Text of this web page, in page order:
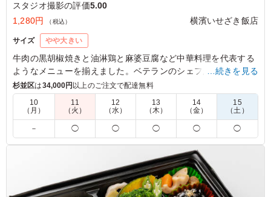
スタジオ撮影の評価5.00
1,280円
（税込） 横濱いせざき飯店
サイズ やや大きい
牛肉の黒胡椒焼きと油淋鶏と麻婆豆腐など中華料理を代表する
ようなメニューを揃えました。ベテランのシェフが腕を振るっ
た絶品中華をお楽しみください。
5.0 株式会社デフレックストア
油淋鶏は、外は香ばしく中はジューシーに仕上がった鶏肉
に、香味野菜の風味が効いた甘酸っぱいたれがよく絡み、
食欲をそそる一品でした。ねぎの爽やかな香りがアクセン
トとなり、濃すぎない味わいで最後までおいしくいただけ
…続きを見る
杉並区は34,000円 以上のご注文で配達無料
10
（月）
11
（火）
12
（水）
13
（木）
14
（金）
15
（土）
－ ◯ ◯ ◯ ◯ ◯